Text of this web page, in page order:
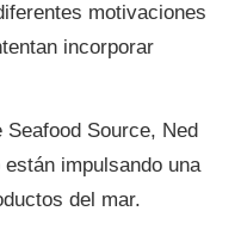
motivaciones
incorporar
Source, Ned
impulsando una
del mar.